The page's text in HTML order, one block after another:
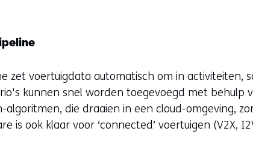
zet voertuigdata automatisch om in activiteiten,
kunnen snel worden toegevoegd met behulp
algoritmen, die draaien in een cloud-omgeving,
is ook klaar voor ‘connected’ voertuigen (V2X,